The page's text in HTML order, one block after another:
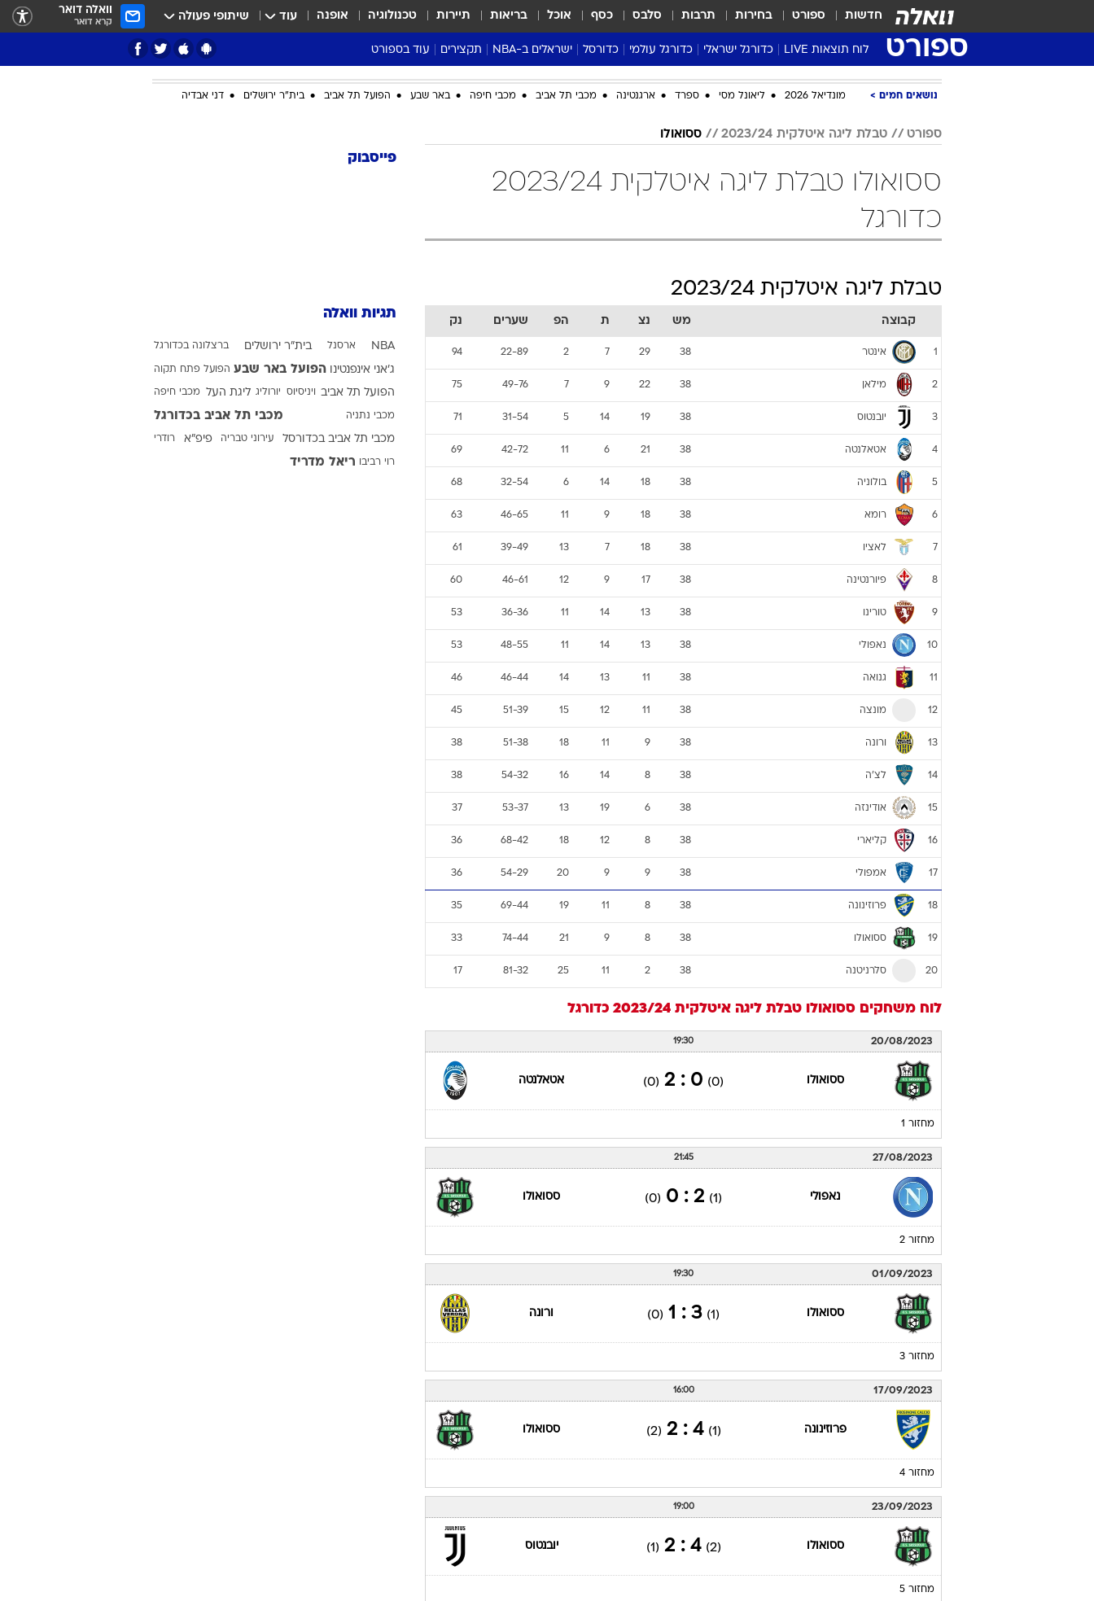
חדשות ספורט בחירות תרבות סלבס כסף אוכל בריאות תיירות טכנולוגיה אופנה עוד שיתופי פעולה וואלה דואר
קרא דואר
ספורט לוח תוצאות LIVE כדורגל ישראלי
ליגת העל Winner
גביע המדינה
שגרירים
כדורגל עולמי
ליגה אנגלית
ליגה איטלקית
ליגה צרפתית
כדורסל
ליגת העל
נבחרות ישראל בכדורסל
ישראלים ב-NBA
דני אבדיה
תקצירים עוד בספורט
מונדיאל 2026
NBA
פודקאסטים
ענפים נוספים
לוח שידורים
החידה של ספורט1
ארכיון מדורים מחוץ לקווים
4-4-2 כתבו לנו
נושאים חמים מונדיאל 2026 ליאונל מסי ספרד ארגנטינה מכבי תל אביב מכבי חיפה באר שבע הפועל תל אביב בית"ר ירושלים דני אבדיה
ספורט טבלת ליגה איטלקית 2023/24 ססואולו
ססואולו טבלת ליגה איטלקית 2023/24
כדורגל
טבלת ליגה איטלקית 2023/24
קבוצה מש נצ ת הפ שערים נק
1 אינטר 38
29
7
2
22-89
94
2 מילאן 38
22
9
7
49-76
75
3 יובנטוס 38
19
14
5
31-54
71
4 אטאלנטה 38
21
6
11
42-72
69
5 בולוניה 38
18
14
6
32-54
68
6 רומא 38
18
9
11
46-65
63
7 לאציו 38
18
7
13
39-49
61
8 פיורנטינה 38
17
9
12
46-61
60
9 טורינו 38
13
14
11
36-36
53
10 נאפולי 38
13
14
11
48-55
53
11 גנואה 38
11
13
14
46-44
46
12 מונצה 38
11
12
15
51-39
45
13 ורונה 38
9
11
18
51-38
38
14 לצ'ה 38
8
14
16
54-32
38
15 אודינזה 38
6
19
13
53-37
37
16 קליארי 38
8
12
18
68-42
36
17 אמפולי 38
9
9
20
54-29
36
18 פרוזינונה 38
8
11
19
69-44
35
19 ססואולו 38
8
9
21
74-44
33
20 סלרניטנה 38
2
11
25
81-32
17
לוח משחקים ססואולו טבלת ליגה איטלקית 2023/24 כדורגל
20/08/2023
19:30
ססואולו (0)
0 : 2
(0) אטאלנטה
מחזור 1
27/08/2023
21:45
נאפולי (1)
2 : 0
(0) ססואולו
מחזור 2
01/09/2023
19:30
ססואולו (1)
3 : 1
(0) ורונה
מחזור 3
17/09/2023
16:00
פרוזינונה (1)
4 : 2
(2) ססואולו
מחזור 4
23/09/2023
19:00
ססואולו (2)
4 : 2
(1) יובנטוס
מחזור 5
פייסבוק
תגיות וואלה
NBA ארסנל בית"ר ירושלים ברצלונה בכדורגל
ג'אני אינפנטינו הפועל באר שבע הפועל פתח תקוה
הפועל תל אביב ויניסיוס יורוליג ליגת העל מכבי חיפה
מכבי נתניה מכבי תל אביב בכדורגל
מכבי תל אביב בכדורסל עירוני טבריה פיפ"א רודרי
רוי רביבו ריאל מדריד